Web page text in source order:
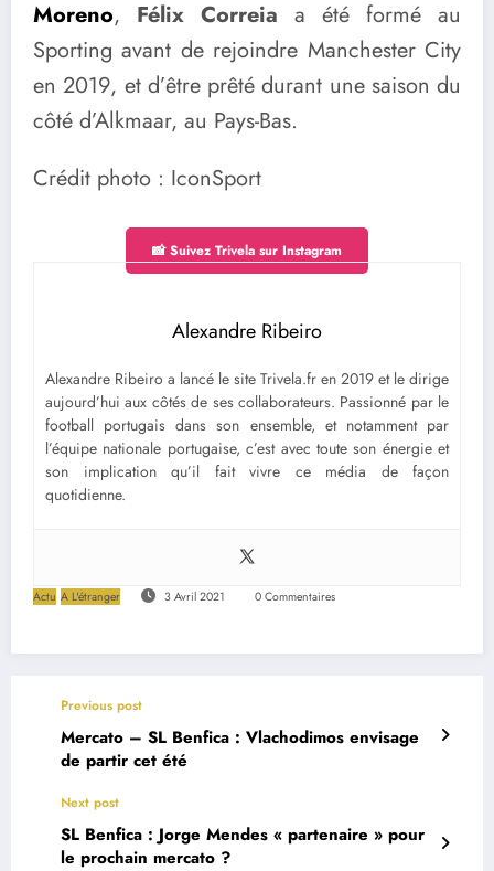
Moreno, Félix Correia a été formé au
Sporting avant de rejoindre Manchester City
en 2019, et d’être prêté durant une saison du
côté d’Alkmaar, au Pays-Bas.
Crédit photo : IconSport
📸 Suivez Trivela sur Instagram
Alexandre Ribeiro
Alexandre Ribeiro a lancé le site Trivela.fr en 2019 et le dirige
aujourd’hui aux côtés de ses collaborateurs. Passionné par le
football portugais dans son ensemble, et notamment par
l’équipe nationale portugaise, c’est avec toute son énergie et
son implication qu’il fait vivre ce média de façon
quotidienne.
Actu A L'étranger 3 Avril 2021 0 Commentaires
Previous post
Mercato – SL Benfica : Vlachodimos envisage
de partir cet été
Next post
SL Benfica : Jorge Mendes « partenaire » pour
le prochain mercato ?